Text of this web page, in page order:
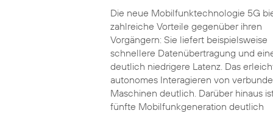
Die neue Mobilfunktechnologie 5G
zahlreiche Vorteile gegenüber ihren
Vorgängern: Sie liefert beispielsweise
schnellere Datenübertragung und
deutlich niedrigere Latenz. Das
autonomes Interagieren von
Maschinen deutlich. Darüber hinaus
fünfte Mobilfunkgeneration deutlich